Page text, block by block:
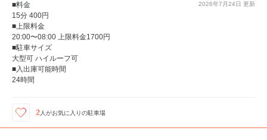
2026年7月24日 更新
■料金
15分 400円
■上限料金
20:00〜08:00 上限料金1700円
■駐車サイズ
大型可 ハイルーフ可
■入出庫可能時間
24時間
2 人がお気に入りの駐車場